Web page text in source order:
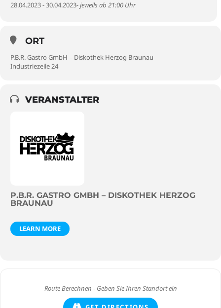
28.04.2023 - 30.04.2023- jeweils ab 21:00 Uhr
ORT
P.B.R. Gastro GmbH – Diskothek Herzog Braunau
Industriezeile 24
VERANSTALTER
P.B.R. GASTRO GMBH – DISKOTHEK HERZOG
BRAUNAU
LEARN MORE